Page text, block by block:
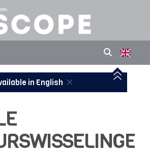
in English